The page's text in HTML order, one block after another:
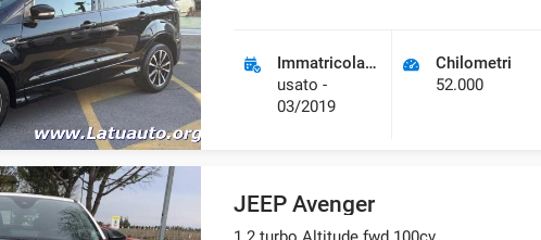
Immatricolazione
usato -
03/2019
Chilometri
52.000
JEEP Avenger